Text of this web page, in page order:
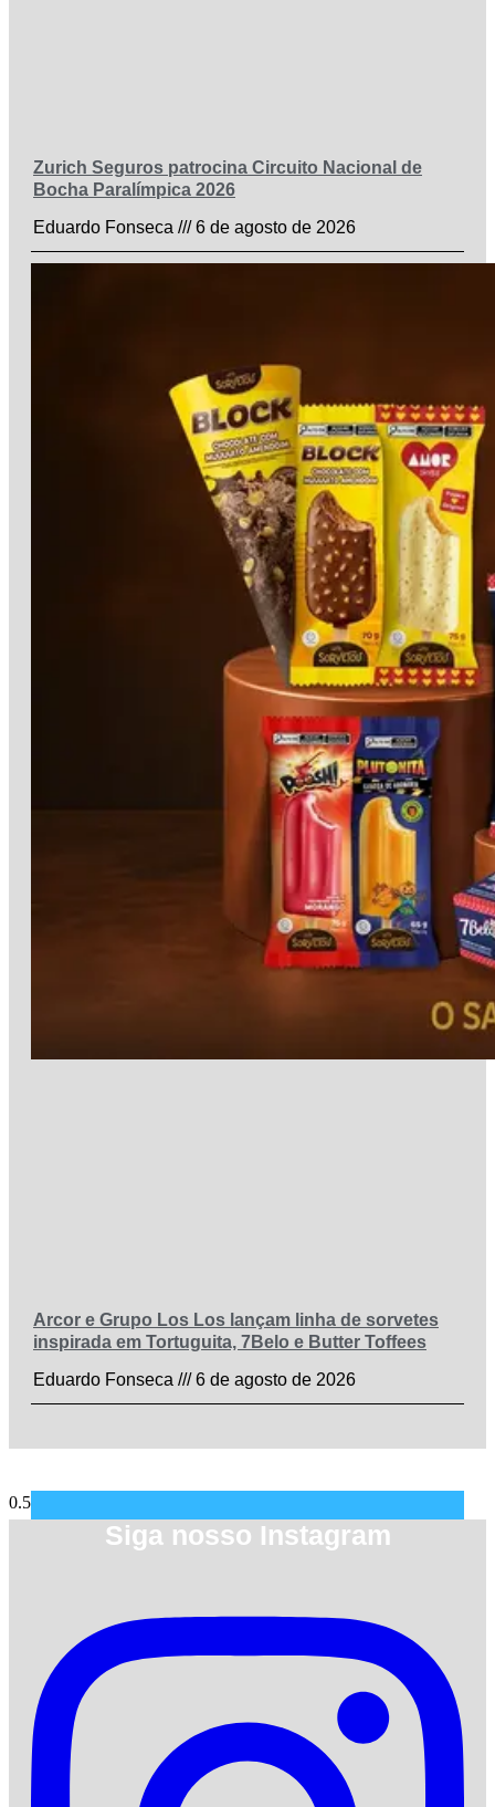
Zurich Seguros patrocina Circuito Nacional de
Bocha Paralímpica 2026
Eduardo Fonseca
6 de agosto de 2026
Arcor e Grupo Los Los lançam linha de sorvetes
inspirada em Tortuguita, 7Belo e Butter Toffees
Eduardo Fonseca
6 de agosto de 2026
Siga nosso Instagram